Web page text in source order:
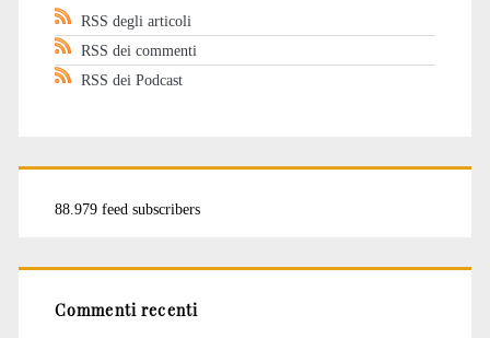
RSS degli articoli
RSS dei commenti
RSS dei Podcast
88.979 feed subscribers
Commenti recenti